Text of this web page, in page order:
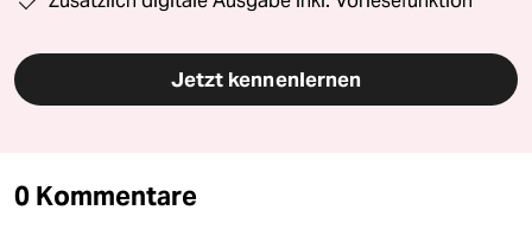
Jetzt kennenlernen
0 Kommentare